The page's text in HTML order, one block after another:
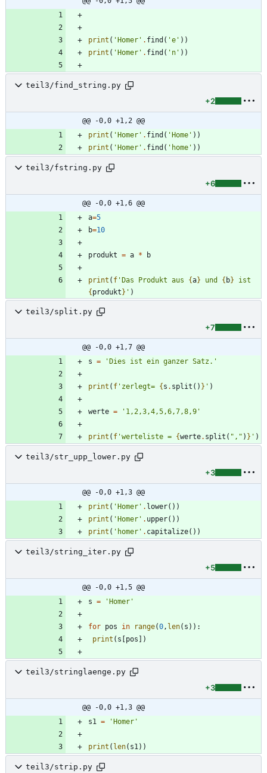
print ( 'Homer ' . find ( 'e ' ) )
print ( 'Homer ' . find ( ' n ' ) )
teil3/find_string.py
+2
@@ -0,0 +1,2 @@
print ( 'Homer ' . find ( 'Home ' ) )
print ( 'Homer ' . find ( ' home ' ) )
teil3/fstring.py
+6
@@ -0,0 +1,6 @@
a=5
b=10
produkt = a * b
print ( f 'Das Produkt aus {a} und { b}
{produkt} ' )
teil3/split.py
+7
@@ -0,0 +1,7 @@
s = 'Dies ist ein ganzer Satz. '
print ( f ' zerlegt= {s . split ( ) } ' )
werte = ' 1,2,3,4,5,6,7,8,9 '
print ( f 'werteliste = {werte. split ( " , " ) } ' )
teil3/str_upp_lower.py
+3
@@ -0,0 +1,3 @@
print ( 'Homer ' . lower( ) )
print ( 'Homer ' . upper( ) )
print ( ' homer ' . capitalize( ) )
teil3/string_iter.py
+5
@@ -0,0 +1,5 @@
s = 'Homer '
for pos in range(0 , len( s ) ) :
print ( s [pos ] )
teil3/stringlaenge.py
+3
@@ -0,0 +1,3 @@
s1
= 'Homer '
print ( len( s1 ) )
teil3/strip.py